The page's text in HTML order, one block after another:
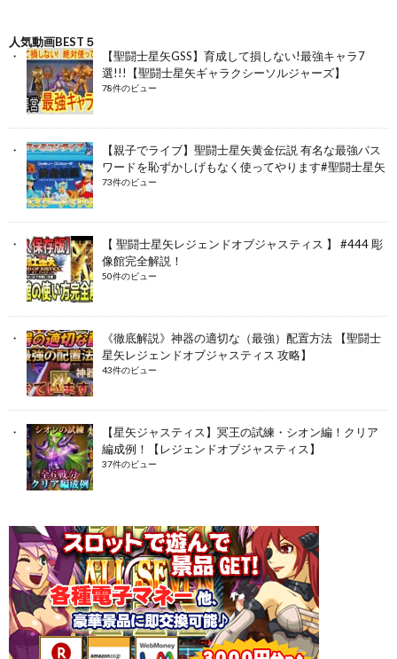
人気動画BEST５
【聖闘士星矢GSS】育成して損しない!最強キャラ7
選!!!【聖闘士星矢ギャラクシーソルジャーズ】
78件のビュー
【親子でライブ】聖闘士星矢黄金伝説 有名な最強パス
ワードを恥ずかしげもなく使ってやります#聖闘士星矢
73件のビュー
【 聖闘士星矢レジェンドオブジャスティス 】 #444 彫
像館完全解説！
50件のビュー
《徹底解説》神器の適切な（最強）配置方法 【聖闘士
星矢レジェンドオブジャスティス 攻略】
43件のビュー
【星矢ジャスティス】冥王の試練・シオン編！クリア
編成例！【レジェンドオブジャスティス】
37件のビュー